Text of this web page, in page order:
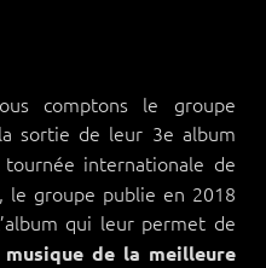
comptons le groupe
sortie de leur 3e album
internationale de
le groupe publie en 2018
qui leur permet de
de la meilleure